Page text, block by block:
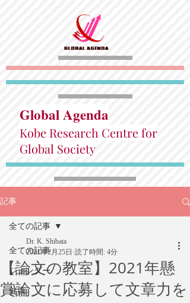
Global Agenda
Kobe Research Centre for
Global Society
記事
全ての記事
ジェンダー
健康
全ての記事
【論文の教室】2021年懸
賞論文に応募して文章力を
Dr. K. Shibata
2021年2月25日 読了時間: 4分